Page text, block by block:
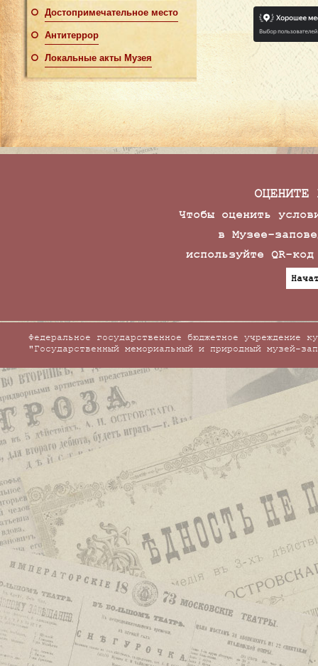
Достопримечательное место
Антитеррор
Локальные акты Музея
ОЦЕНИТЕ
Чтобы оценить
в Музее-
используйте QR-
Федеральное государственное бюджетное учреждение
"Государственный мемориальный и природный музей-